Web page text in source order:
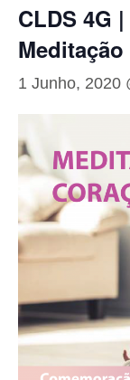
CLDS 4G
1 Junho, 2020